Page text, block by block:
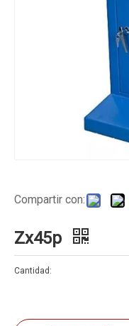
Compartir con:
Zx45p
Cantidad: